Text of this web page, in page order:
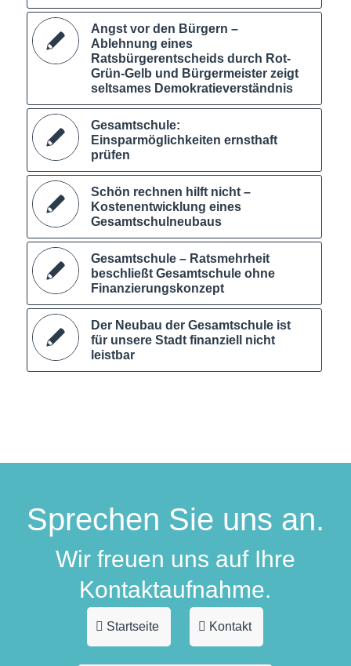
Angst vor den Bürgern –
Ablehnung eines
Ratsbürgerentscheids durch Rot-
Grün-Gelb und Bürgermeister zeigt
seltsames Demokratieverständnis
Gesamtschule:
Einsparmöglichkeiten ernsthaft
prüfen
Schön rechnen hilft nicht –
Kostenentwicklung eines
Gesamtschulneubaus
Gesamtschule – Ratsmehrheit
beschließt Gesamtschule ohne
Finanzierungskonzept
Der Neubau der Gesamtschule ist
für unsere Stadt finanziell nicht
leistbar
Sprechen Sie uns an.
Wir freuen uns auf Ihre
Kontaktaufnahme.
Startseite Kontakt